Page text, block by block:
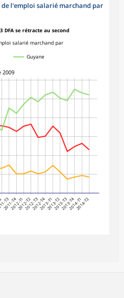
l'emploi salarié marchand par
DFA se rétracte au second
salarié marchand par
2009
T3
2011-T42012-T12012-T22012-T32012-T42013-T12013-T22013-T32013-T42014-T12014-T2
Guyane